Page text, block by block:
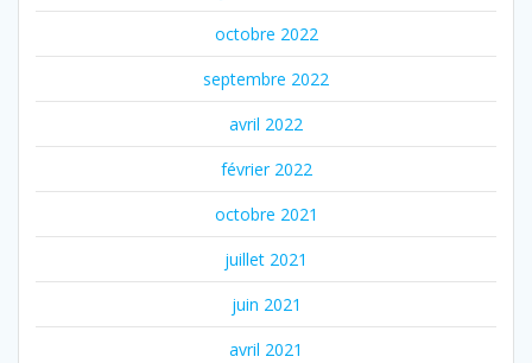
octobre 2022
septembre 2022
avril 2022
février 2022
octobre 2021
juillet 2021
juin 2021
avril 2021